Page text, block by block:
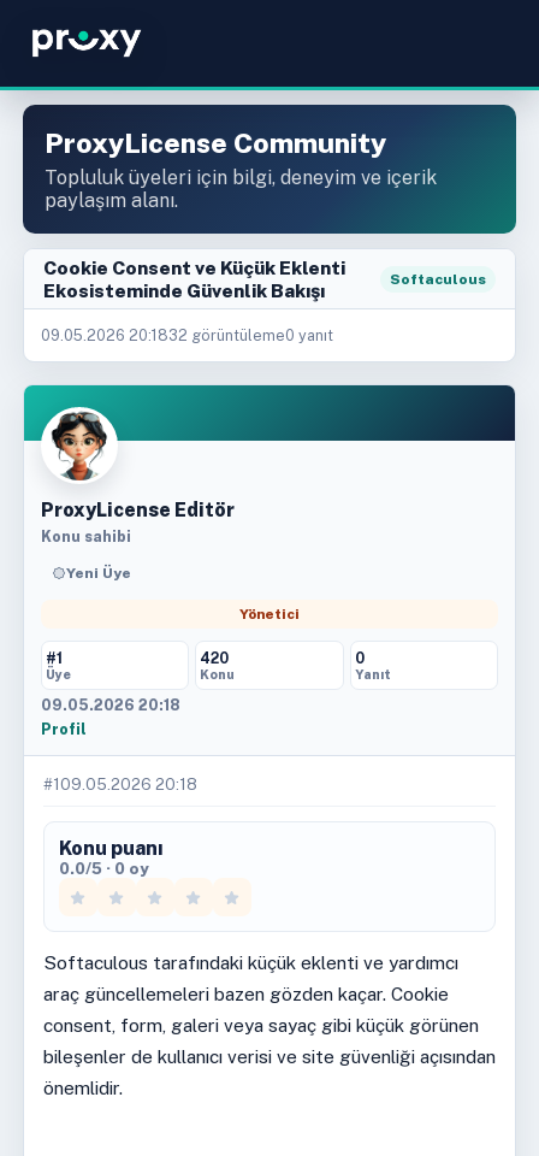
ProxyLicense Community
Topluluk üyeleri için bilgi, deneyim ve içerik
paylaşım alanı.
Cookie Consent ve Küçük Eklenti
Ekosisteminde Güvenlik Bakışı
Softaculous
09.05.2026 20:1832 görüntüleme0 yanıt
ProxyLicense Editör
Konu sahibi
Yeni Üye
Yönetici
#1
Üye
420
Konu
0
Yanıt
09.05.2026 20:18
Profil
#1 09.05.2026 20:18
Konu puanı
0.0/5 · 0 oy
Softaculous tarafındaki küçük eklenti ve yardımcı
araç güncellemeleri bazen gözden kaçar. Cookie
consent, form, galeri veya sayaç gibi küçük görünen
bileşenler de kullanıcı verisi ve site güvenliği açısından
önemlidir.